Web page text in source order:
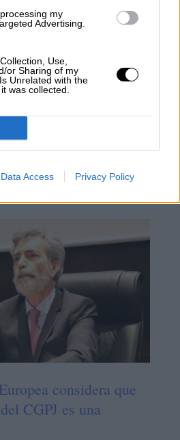
my
Advertising.
Use,
or Sharing of my
Unrelated with the
was collected.
Data Access Privacy Policy
restringir el consumo
Ucrania
considera que
CGPJ es una